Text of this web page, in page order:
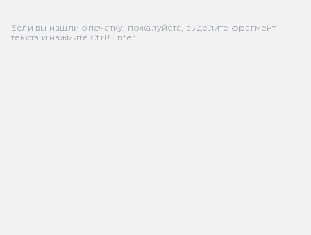
Если вы нашли опечатку, пожалуйста, выделите фрагмент
текста и нажмите Ctrl+Enter.